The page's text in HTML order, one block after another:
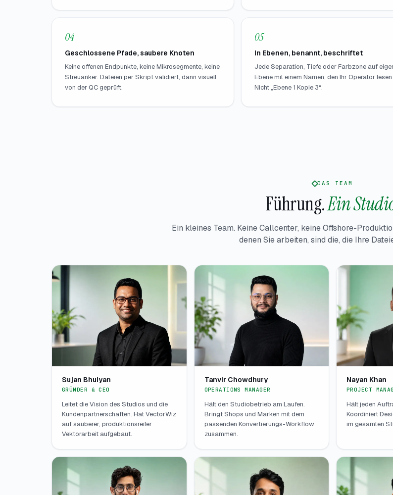
04
Geschlossene Pfade, saubere Knoten
Keine offenen Endpunkte, keine Mikrosegmente, keine
Streuanker. Dateien per Skript validiert, dann visuell
von der QC geprüft.
05
In Ebenen, benannt, beschriftet
Jede Separation, Tiefe oder Farbzone auf
Ebene mit einem Namen, den Ihr Operator
Nicht „Ebene 1 Kopie 3“.
DAS TEAM
Führung.Ein
Ein kleines Team. Keine Callcenter, keine Offshore-
denen Sie arbeiten, sind die, die Ihre
Sujan Bhuiyan
GRÜNDER & CEO
Leitet die Vision des Studios und die
Kundenpartnerschaften. Hat VectorWiz
auf sauberer, produktionsreifer
Vektorarbeit aufgebaut.
Tanvir Chowdhury
OPERATIONS MANAGER
Hält den Studiobetrieb am Laufen.
Bringt Shops und Marken mit dem
passenden Konvertierungs-Workflow
zusammen.
Nayan Khan
PROJECT
Hält jeden
Koordiniert
im gesamten